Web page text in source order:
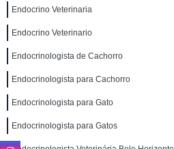
Endocrino Veterinaria
Endocrino Veterinario
Endocrinologista de Cachorro
Endocrinologista para Cachorro
Endocrinologista para Gato
Endocrinologista para Gatos